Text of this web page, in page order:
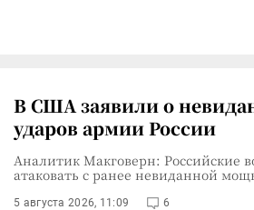
В США заявили о
ударов армии России
Аналитик Макговерн: Российские
атаковать с ранее невиданной
5 августа 2026, 11:09 6